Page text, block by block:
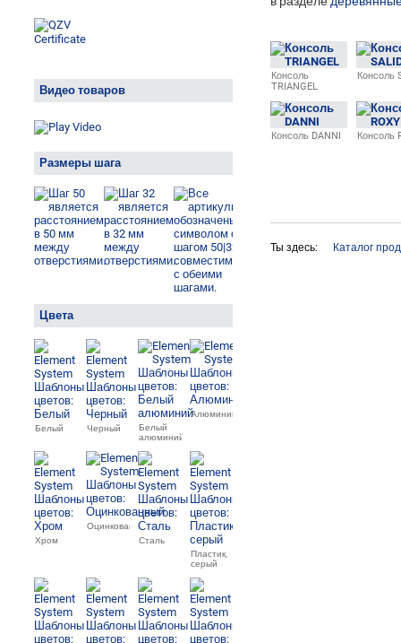
Видео товаров
Размеры шага
Цвета
Белый Черный
Белый
алюминий
Алюминий
Хром
Оцинкованный
Сталь
Пластик,
серый
Консоль
TRIANGEL
Консоль
Консоль DANNI Консоль
Ты здесь: Каталог